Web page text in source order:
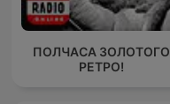
ПОЛЧАСА ЗОЛОТОГО
РЕТРО!